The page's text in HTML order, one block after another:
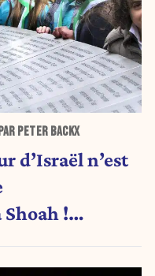
PETER BACKX
d’Israël n’est
!